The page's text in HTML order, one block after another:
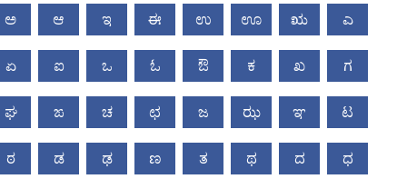
ಅ ಆ ಇ ಈ ಉ ಊ ಋ ಎ
ಏ ಐ ಒ ಓ ಔ ಕ ಖ ಗ
ಘ ಙ ಚ ಛ ಜ ಝ ಞ ಟ
ಠ ಡ ಢ ಣ ತ ಥ ದ ಧ